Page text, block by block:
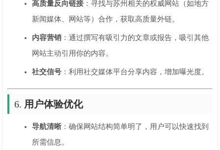
高质量反向链接 ：寻找与苏州相关的权威网站（如地方
新闻媒体、网站等）合作，获取高质量外链。
内容营销 ：通过撰写有吸引力的文章或报告，吸引其他
网站主动引用你的内容。
社交信号 ：利用社交媒体平台分享内容，增加曝光度。
6. 用户体验优化
导航清晰 ：确保网站结构简单明了，用户可以快速找到
所需信息。